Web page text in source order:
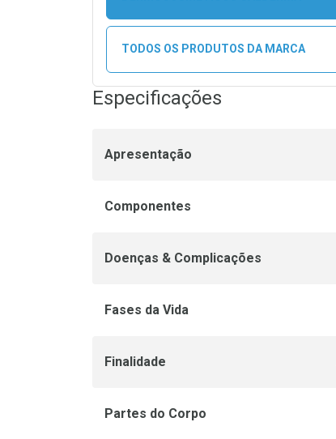
TODOS OS PRODUTOS DA MARCA
Especificações
Apresentação
Componentes
Doenças & Complicações
Fases da Vida
Finalidade
Partes do Corpo